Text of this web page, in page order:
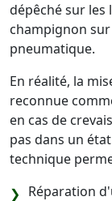
dépêché sur les
champignon
pneumatique.
En réalité, la
reconnue
en cas de
pas dans un
technique
Réparation